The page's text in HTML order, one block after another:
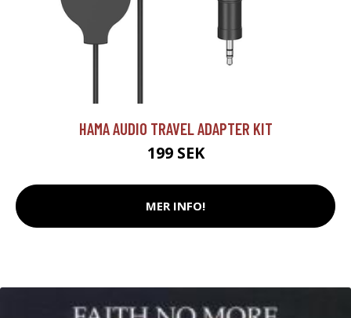
HAMA AUDIO TRAVEL ADAPTER KIT
199 SEK
MER INFO!